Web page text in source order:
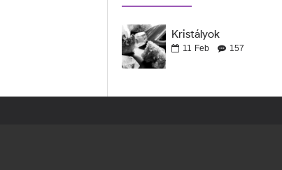
Kristályok
11 Feb 157